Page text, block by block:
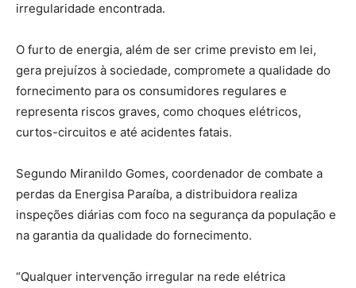
irregularidade encontrada.
O furto de energia, além de ser crime previsto em lei,
gera prejuízos à sociedade, compromete a qualidade do
fornecimento para os consumidores regulares e
representa riscos graves, como choques elétricos,
curtos-circuitos e até acidentes fatais.
Segundo Miranildo Gomes, coordenador de combate a
perdas da Energisa Paraíba, a distribuidora realiza
inspeções diárias com foco na segurança da população e
na garantia da qualidade do fornecimento.
“Qualquer intervenção irregular na rede elétrica